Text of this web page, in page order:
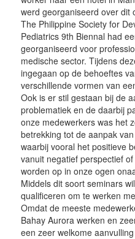
werd georganiseerd over dit
The Philippine Society for
Pediatrics 9th Biennal had
georganiseerd voor
medische sector. Tijdens
ingegaan op de behoeftes
verschillende vormen van
Ook is er stil gestaan bij de
problematiek en de daarbij
onze medewerkers was het
betrekking tot de aanpak
waarbij vooral het positieve
vanuit negatief perspectief
worden op in onze ogen
Middels dit soort seminars
qualificeren om te werken
Omdat de meeste
Bahay Aurora werken en
een zeer welkome